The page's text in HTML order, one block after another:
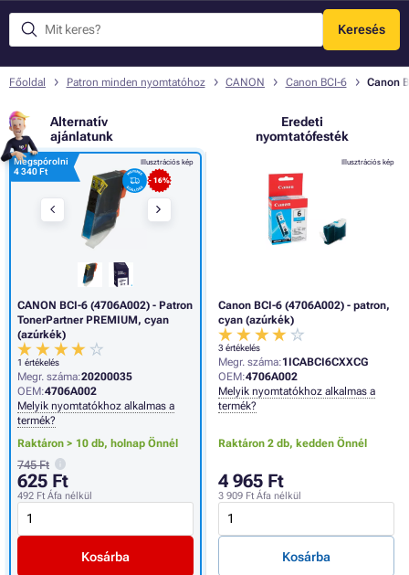
Keresés
Menü
Főoldal Patron minden nyomtatóhoz CANON Canon BCI-6 Canon
Alternatív
ajánlatunk
Eredeti
nyomtatófesték
Illusztrációs kép
Canon BCI-6 (4706A002) - patron,
cyan (azúrkék)
3 értékelés
Megr. száma:1ICABCI6CXXCG
OEM:4706A002
Melyik nyomtatókhoz alkalmas a
termék?
Raktáron 2 db, kedden Önnél
4 965 Ft
3 909 Ft Áfa nélkül
Kosárba
Illusztrációs kép
- 16%
Megspórolni
4 340 Ft
CANON BCI-6 (4706A002) - Patron
TonerPartner PREMIUM, cyan
(azúrkék)
1 értékelés
Megr. száma:20200035
OEM:4706A002
Melyik nyomtatókhoz alkalmas a
termék?
Raktáron > 10 db, holnap Önnél
745 Ft
625 Ft
492 Ft Áfa nélkül
Kosárba